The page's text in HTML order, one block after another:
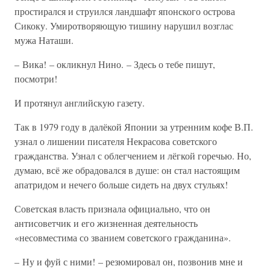
простирался и струился ландшафт японского острова
Сикоку. Умиротворяющую тишину нарушил возглас
мужа Наташи.
– Вика! – окликнул Нино. – Здесь о тебе пишут,
посмотри!
И протянул английскую газету.
Так в 1979 году в далёкой Японии за утренним кофе В.П.
узнал о лишении писателя Некрасова советского
гражданства. Узнал с облегчением и лёгкой горечью. Но,
думаю, всё же обрадовался в душе: он стал настоящим
апатридом и нечего больше сидеть на двух стульях!
Советская власть признала официально, что он
антисоветчик и его жизненная деятельность
«несовместима со званием советского гражданина».
– Ну и фуй с ними! – резюмировал он, позвонив мне и